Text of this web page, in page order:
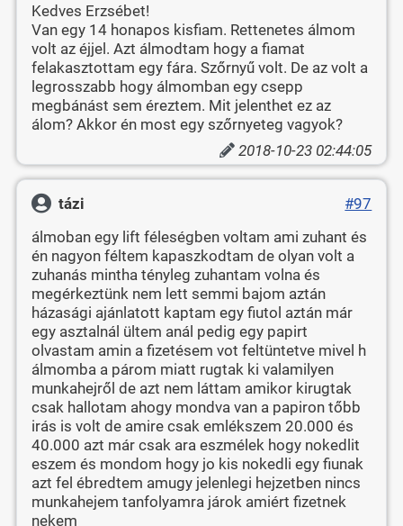
Kedves Erzsébet!
Van egy 14 honapos kisfiam. Rettenetes álmom
volt az éjjel. Azt álmodtam hogy a fiamat
felakasztottam egy fára. Szőrnyű volt. De az volt a
legrosszabb hogy álmomban egy csepp
megbánást sem éreztem. Mit jelenthet ez az
álom? Akkor én most egy szőrnyeteg vagyok?
2018-10-23 02:44:05
tázi
#97
álmoban egy lift féleségben voltam ami zuhant és
én nagyon féltem kapaszkodtam de olyan volt a
zuhanás mintha tényleg zuhantam volna és
megérkeztünk nem lett semmi bajom aztán
házasági ajánlatott kaptam egy fiutol aztán már
egy asztalnál ültem anál pedig egy papirt
olvastam amin a fizetésem vot feltüntetve mivel h
álmomba a párom miatt rugtak ki valamilyen
munkahejről de azt nem láttam amikor kirugtak
csak hallotam ahogy mondva van a papiron tőbb
irás is volt de amire csak emlékszem 20.000 és
40.000 azt már csak ara eszmélek hogy nokedlit
eszem és mondom hogy jo kis nokedli egy fiunak
azt fel ébredtem amugy jelenlegi hejzetben nincs
munkahejem tanfolyamra járok amiért fizetnek
nekem